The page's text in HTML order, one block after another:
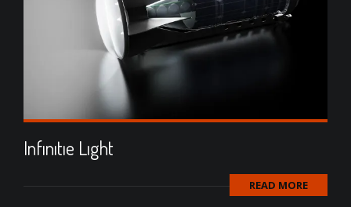
Infınıtıe Lıght
READ MORE